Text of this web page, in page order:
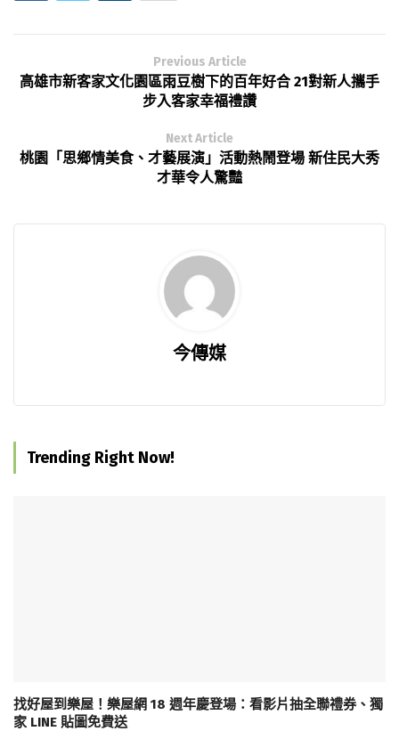
Previous Article
高雄市新客家文化園區雨豆樹下的百年好合 21對新人攜手
步入客家幸福禮讚
Next Article
桃園「思鄉情美食、才藝展演」活動熱鬧登場 新住民大秀
才華令人驚豔
今傳媒
Trending Right Now!
找好屋到樂屋！樂屋網 18 週年慶登場：看影片抽全聯禮券、獨
家 LINE 貼圖免費送